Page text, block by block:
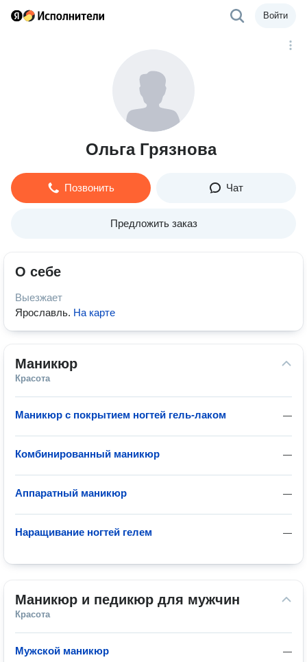
Войти
Ольга Грязнова
Позвонить Чат
Предложить заказ
О себе
Выезжает
Ярославль. На карте
Маникюр
Красота
—
Маникюр с покрытием ногтей гель-лаком
—
Комбинированный маникюр
—
Аппаратный маникюр
—
Наращивание ногтей гелем
Маникюр и педикюр для мужчин
Красота
—
Мужской маникюр